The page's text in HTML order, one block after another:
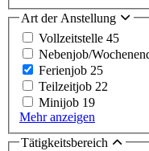
Art der Anstellung
Vollzeitstelle 45
Nebenjob/
Ferienjob 25
Teilzeitjob 22
Minijob 19
Mehr anzeigen
Tätigkeitsbereich